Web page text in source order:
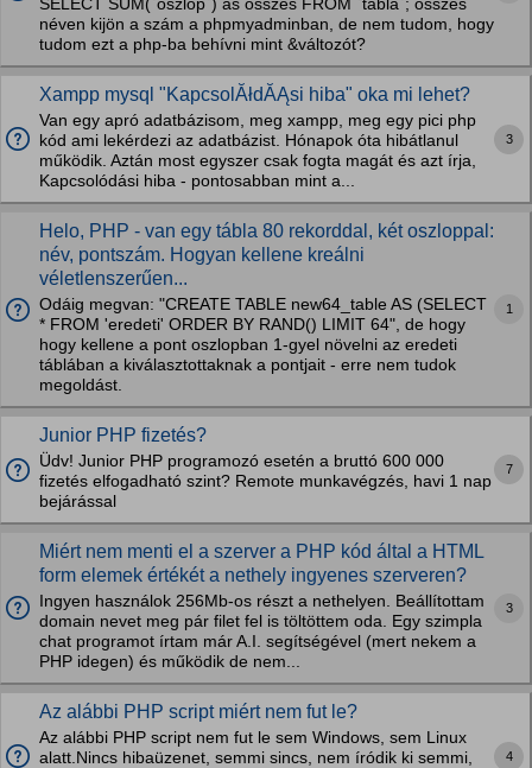
SELECT SUM(`oszlop`) as osszes FROM `tabla`; osszes
néven kijön a szám a phpmyadminban, de nem tudom, hogy
tudom ezt a php-ba behívni mint &változót?
Xampp mysql "KapcsolĂłdĂĄsi hiba" oka mi lehet?
Van egy apró adatbázisom, meg xampp, meg egy pici php
kód ami lekérdezi az adatbázist. Hónapok óta hibátlanul
működik. Aztán most egyszer csak fogta magát és azt írja,
Kapcsolódási hiba - pontosabban mint a...
3
Helo, PHP - van egy tábla 80 rekorddal, két oszloppal:
név, pontszám. Hogyan kellene kreálni
véletlenszerűen...
Odáig megvan: "CREATE TABLE new64_table AS (SELECT
* FROM 'eredeti' ORDER BY RAND() LIMIT 64", de hogy
hogy kellene a pont oszlopban 1-gyel növelni az eredeti
táblában a kiválasztottaknak a pontjait - erre nem tudok
megoldást.
1
Junior PHP fizetés?
Üdv! Junior PHP programozó esetén a bruttó 600 000
fizetés elfogadható szint? Remote munkavégzés, havi 1 nap
bejárással
7
Miért nem menti el a szerver a PHP kód által a HTML
form elemek értékét a nethely ingyenes szerveren?
Ingyen használok 256Mb-os részt a nethelyen. Beállítottam
domain nevet meg pár filet fel is töltöttem oda. Egy szimpla
chat programot írtam már A.I. segítségével (mert nekem a
PHP idegen) és működik de nem...
3
Az alábbi PHP script miért nem fut le?
Az alábbi PHP script nem fut le sem Windows, sem Linux
alatt.Nincs hibaüzenet, semmi sincs, nem íródik ki semmi,
4